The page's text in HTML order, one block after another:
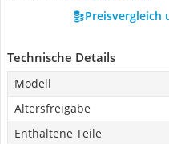
Preisvergleich
Technische Details
Modell
Altersfreigabe
Enthaltene Teile